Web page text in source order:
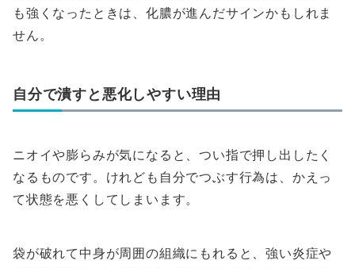
も強くなったときは、化膿が進んだサインかもしれま
せん。
自分で潰すと悪化しやすい理由
ニオイや膨らみが気になると、つい指で押し出したく
なるものです。けれども自分でつぶす行為は、かえっ
て状態を悪くしてしまいます。
袋が破れて中身が周囲の組織にもれると、強い炎症や